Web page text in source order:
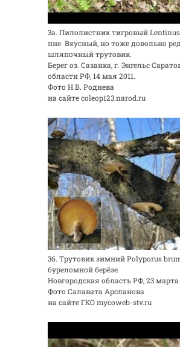
3а. Пилолистник тигровый
пне. Вкусный, но тоже довольно
шляпочный трутовик.
Берег оз. Сазанка, г. Энгельс
области РФ, 14 мая 2011.
Фото Н.В. Роднева
на сайте coleop123.narod.ru
3б. Трутовик зимний Polyporus
буреломной берёзе.
Новгородская область РФ, 23 марта
Фото Салавата Арсланова
на сайте ГКО mycoweb-stv.ru